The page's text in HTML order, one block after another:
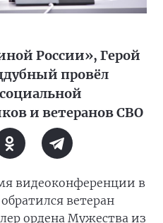
России», Герой
провёл
и ветеранов СВО
видеоконференции в
ветеран
ордена Мужества из